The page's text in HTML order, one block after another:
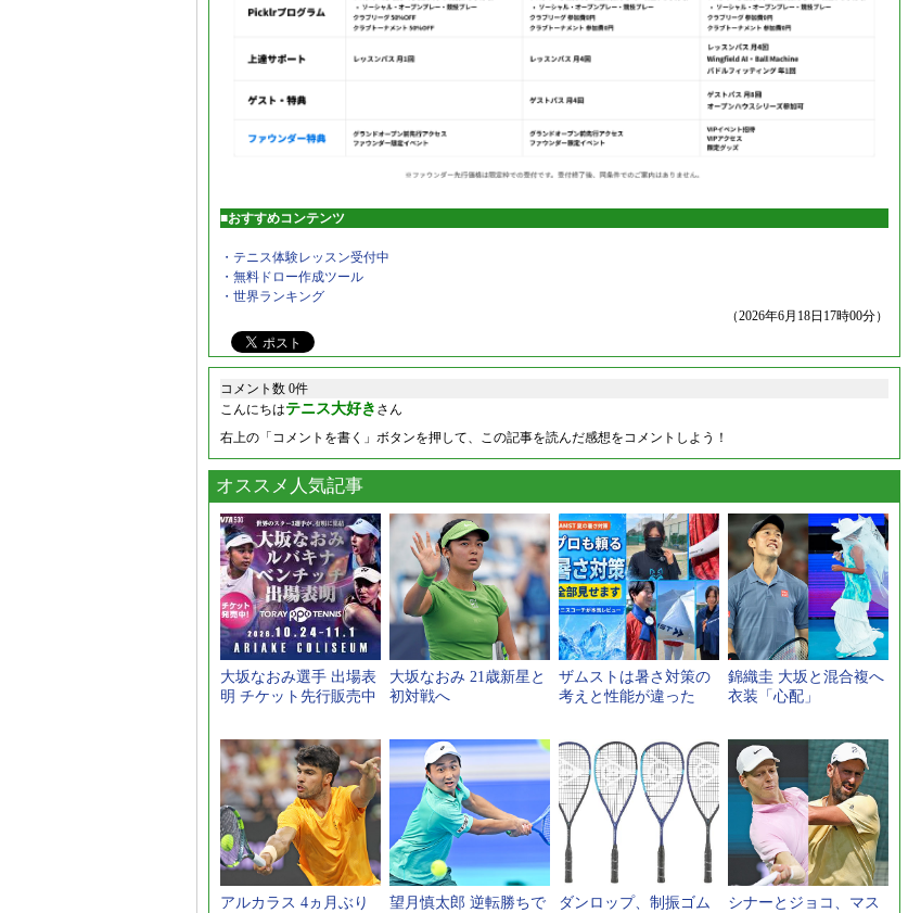
■おすすめコンテンツ
・テニス体験レッスン受付中
・無料ドロー作成ツール
・世界ランキング
（2026年6月18日17時00分）
コメント数 0件
こんにちはテニス大好き さん
右上の「コメントを書く」ボタンを押して、この記事を読んだ感想をコメントしよう！
オススメ人気記事
大坂なおみ選手 出場表
明 チケット先行販売中
大坂なおみ 21歳新星と
初対戦へ
ザムストは暑さ対策の
考えと性能が違った
錦織圭 大坂と混合複へ
衣装「心配」
アルカラス 4ヵ月ぶり
望月慎太郎 逆転勝ちで
ダンロップ、制振ゴム
シナーとジョコ、マス